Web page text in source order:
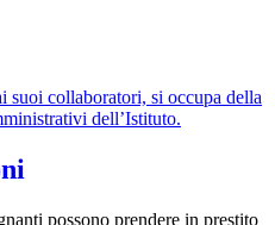
collaboratori, si occupa della
dell’Istituto.
possono prendere in prestito